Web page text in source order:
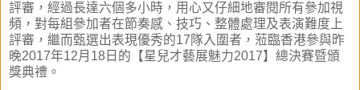
評審，經過長達六個多小時，用心又仔細地審閱所有參加視
頻，對每組參加者在節奏感、技巧、整體處理及表演難度上
評審，繼而甄選出表現優秀的17隊入圍者，蒞臨香港參與昨
晚2017年12月18日的【星兒才藝展魅力2017】 總決賽暨頒
獎典禮 。